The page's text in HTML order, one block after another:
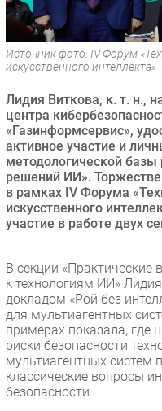
Безопасность
Инновации
CIO/Управление ИТ
Здоровье
РАЗДЕЛЫ
Новости
Аналитика
Мероприятия
Проекты
IT класс
Тестовый стенд
Каталог компаний
Источник фото: IV Форум
искусственного интеллекта»
Лидия Виткова, к. т. н.,
центра
«Газинформсервис»,
активное участие и
методологической
решений ИИ».
в рамках IV Форума
искусственного
участие в работе двух
В секции «Практические
к технологиям ИИ»
докладом «Рой без
для мультиагентных
примерах показала, где
риски безопасности
мультиагентных систем
классические вопросы
безопасности.